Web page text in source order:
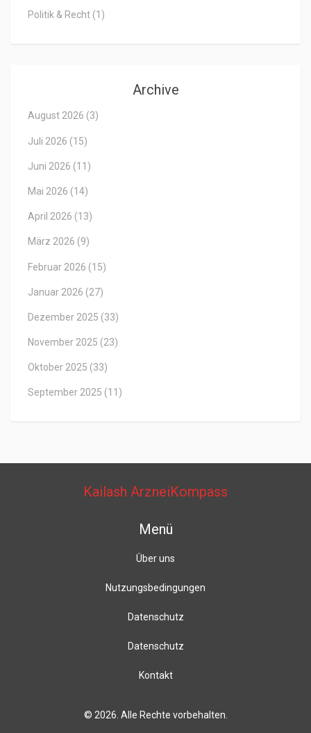
Politik & Recht (1)
Archive
August 2026 (3)
Juli 2026 (15)
Juni 2026 (11)
Mai 2026 (14)
April 2026 (13)
März 2026 (9)
Februar 2026 (15)
Januar 2026 (27)
Dezember 2025 (33)
November 2025 (23)
Oktober 2025 (33)
September 2025 (11)
Kailash ArzneiKompass
Menü
Über uns
Nutzungsbedingungen
Datenschutz
Datenschutz
Kontakt
© 2026. Alle Rechte vorbehalten.